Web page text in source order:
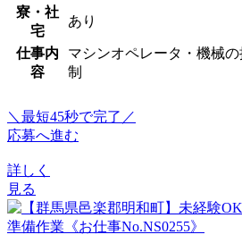
寮・社
宅
あり
仕事内
容
マシンオペレータ・機械
制
＼最短45秒で完了／
応募へ進む
詳しく
見る